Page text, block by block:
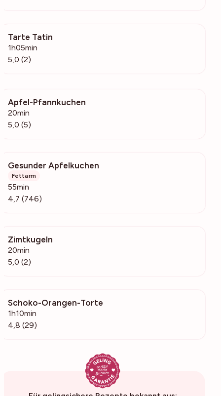
Tarte Tatin
1h05min
5,0 (2)
Apfel-Pfannkuchen
20min
5,0 (5)
Gesunder Apfelkuchen
Fettarm
55min
4,7 (746)
Zimtkugeln
20min
5,0 (2)
Schoko-Orangen-Torte
1h10min
4,8 (29)